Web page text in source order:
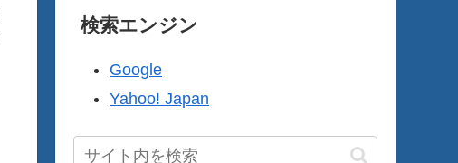
検索エンジン
Google
Yahoo! Japan